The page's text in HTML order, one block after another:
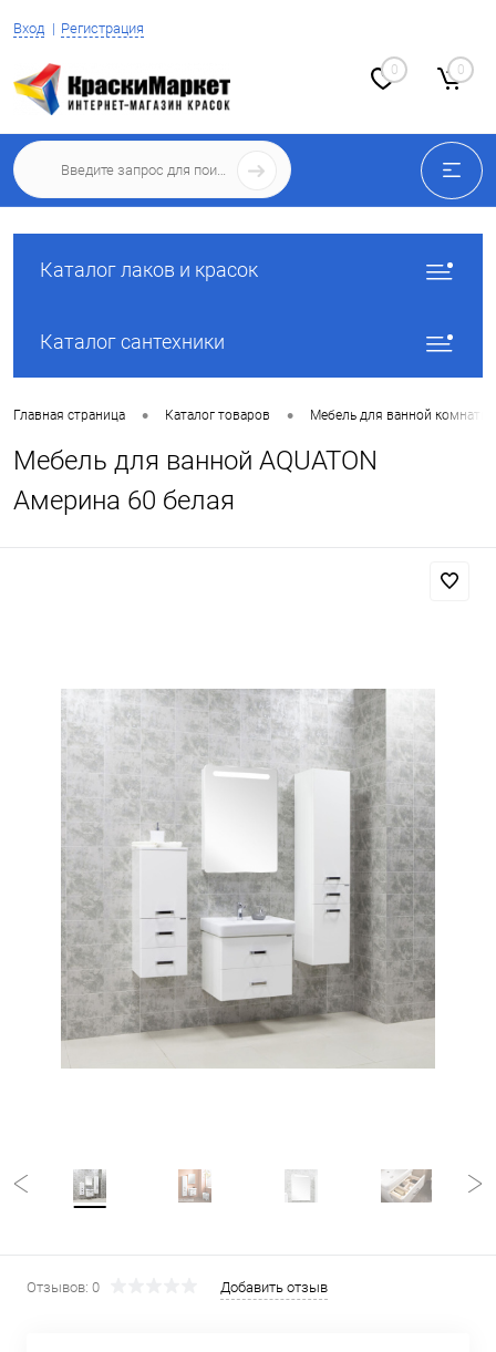
Вход Регистрация
0 0
Каталог лаков и красок
Каталог сантехники
Главная страница • Каталог товаров • Мебель для ванной комнаты
Мебель для ванной AQUATON
Америна 60 белая
Отзывов: 0 Добавить отзыв